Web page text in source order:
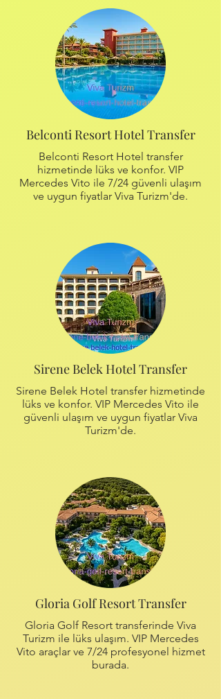
Belconti Resort Hotel Transfer
Belconti Resort Hotel transfer
hizmetinde lüks ve konfor. VIP
Mercedes Vito ile 7/24 güvenli ulaşım
ve uygun fiyatlar Viva Turizm'de.
Sirene Belek Hotel Transfer
Sirene Belek Hotel transfer hizmetinde
lüks ve konfor. VIP Mercedes Vito ile
güvenli ulaşım ve uygun fiyatlar Viva
Turizm'de.
Gloria Golf Resort Transfer
Gloria Golf Resort transferinde Viva
Turizm ile lüks ulaşım. VIP Mercedes
Vito araçlar ve 7/24 profesyonel hizmet
burada.